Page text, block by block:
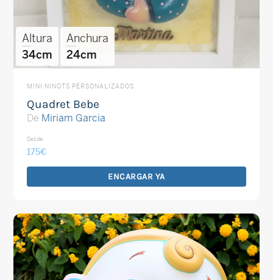
Altura
34cm
Anchura
24cm
MINI NINOTS PERSONALIZADOS
Quadret Bebe
De Miriam Garcia
Desde:
175€
ENCARGAR YA